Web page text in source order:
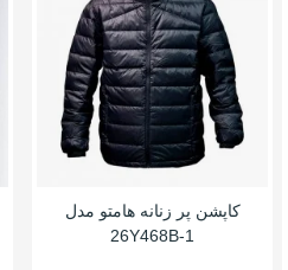
کاپشن پر زنانه هامتو مدل
26Y468B-1